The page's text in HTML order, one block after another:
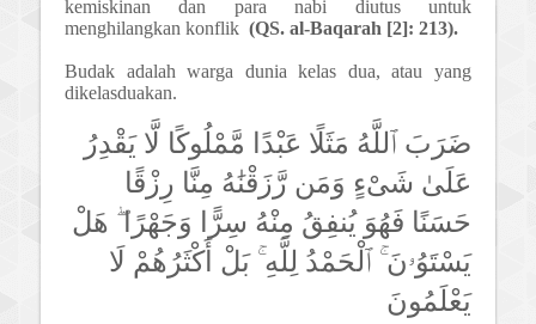
kemiskinan dan para nabi diutus untuk
menghilangkan konflik (QS. al-Baqarah [2]: 213).
Budak adalah warga dunia kelas dua, atau yang
dikelasduakan.
ضَرَبَ ٱللَّهُ مَثَلًا عَبْدًا مَّمْلُوكًا لَّا يَقْدِرُ
عَلَىٰ شَىْءٍ وَمَن رَّزَقْنَٰهُ مِنَّا رِزْقًا
حَسَنًا فَهُوَ يُنفِقُ مِنْهُ سِرًّا وَجَهْرًا ۖ هَلْ
يَسْتَوُۥنَ ۚ ٱلْحَمْدُ لِلَّهِ ۚ بَلْ أَكْثَرُهُمْ لَا
يَعْلَمُونَ